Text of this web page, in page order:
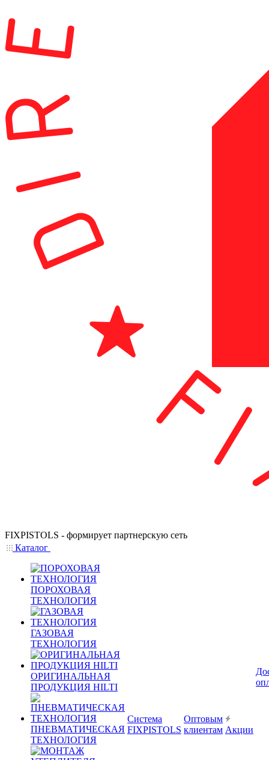
FIXPISTOLS - формирует партнерскую сеть
Каталог
ПОРОХОВАЯ
ТЕХНОЛОГИЯ
ГАЗОВАЯ
ТЕХНОЛОГИЯ
ОРИГИНАЛЬНАЯ
ПРОДУКЦИЯ HILTI
ПНЕВМАТИЧЕСКАЯ
ТЕХНОЛОГИЯ
Система
FIXPISTOLS
Оптовым
клиентам Акции